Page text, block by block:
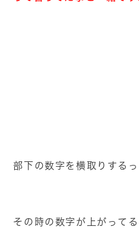
部下の数字を横取りするっ
その時の数字が上がって